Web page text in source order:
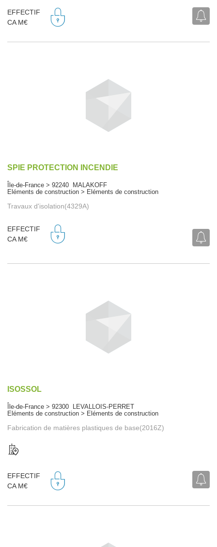
EFFECTIF
CA M€
SPIE PROTECTION INCENDIE
Île-de-France > 92240 MALAKOFF
Eléments de construction > Eléments de construction
Travaux d'isolation(4329A)
EFFECTIF
CA M€
ISOSSOL
Île-de-France > 92300 LEVALLOIS-PERRET
Eléments de construction > Eléments de construction
Fabrication de matières plastiques de base(2016Z)
EFFECTIF
CA M€